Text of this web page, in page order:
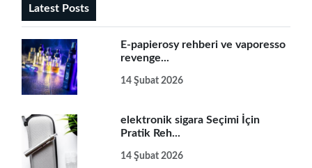
Latest Posts
E-papierosy rehberi ve vaporesso
revenge...
14 Şubat 2026
elektronik sigara Seçimi İçin
Pratik Reh...
14 Şubat 2026